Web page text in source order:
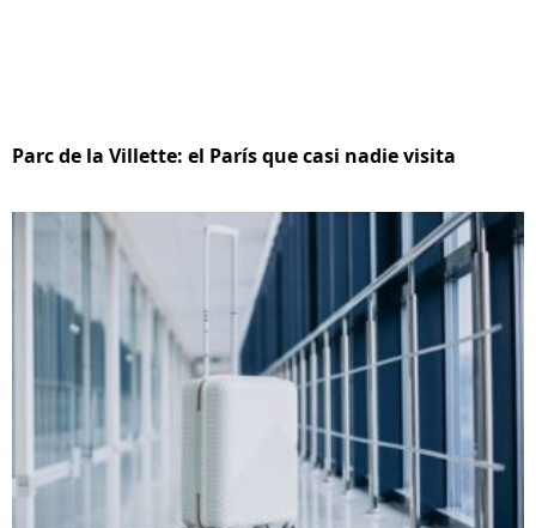
Parc de la Villette: el París que casi nadie visita